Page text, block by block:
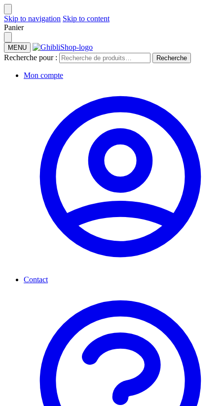
Skip to navigation Skip to content
Panier
MENU
Recherche pour : Recherche
Mon compte
Contact